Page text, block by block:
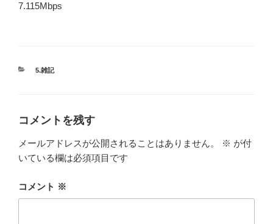
7.115Mbps
カ
5.雑記
コメントを残す
メールアドレスが公開されることはありません。 ※ が付
いている欄は必須項目です
コメント ※